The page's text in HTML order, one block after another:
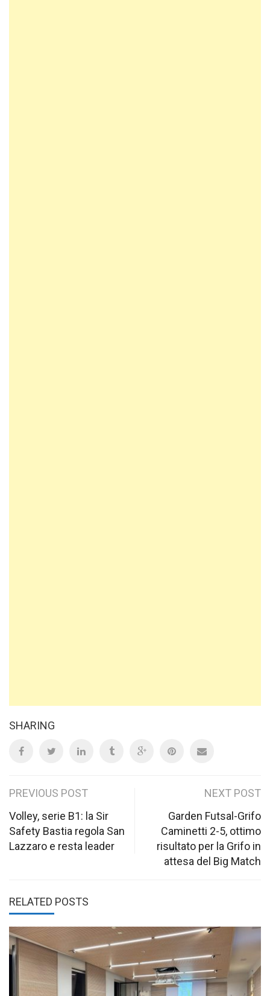
SHARING
Post
navigation
PREVIOUS POST
Volley, serie B1: la Sir
Safety Bastia regola San
Lazzaro e resta leader
NEXT POST
Garden Futsal-Grifo
Caminetti 2-5, ottimo
risultato per la Grifo in
attesa del Big Match
RELATED POSTS